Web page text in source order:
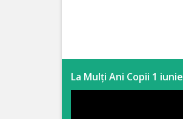
Anticorupție
La Mulți Ani Copii 1 iunie